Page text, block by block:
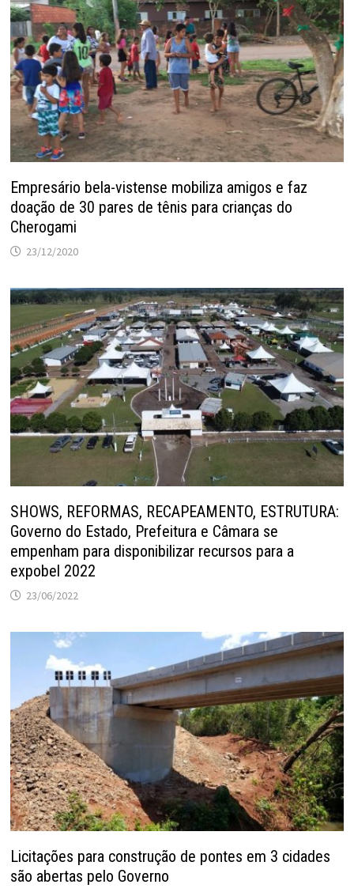
Empresário bela-vistense mobiliza amigos e faz
doação de 30 pares de tênis para crianças do
Cherogami
23/12/2020
SHOWS, REFORMAS, RECAPEAMENTO, ESTRUTURA:
Governo do Estado, Prefeitura e Câmara se
empenham para disponibilizar recursos para a
expobel 2022
23/06/2022
Licitações para construção de pontes em 3 cidades
são abertas pelo Governo